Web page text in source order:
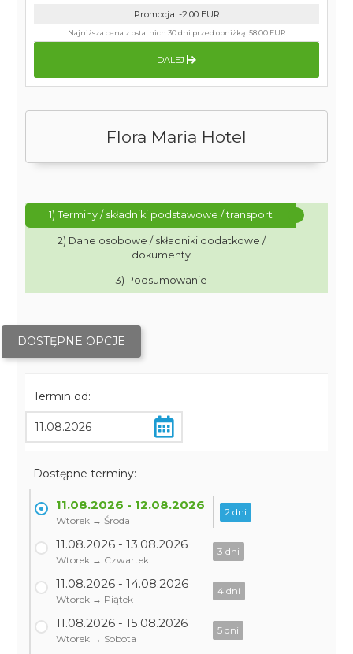
Flora Maria Hotel
1) Terminy / składniki podstawowe / transport
2) Dane osobowe / składniki dodatkowe /
dokumenty
3) Podsumowanie
DOSTĘPNE OPCJE
Termin od:
Dostępne terminy:
11.08.2026 - 12.08.2026
Wtorek → Środa
2 dni
11.08.2026 - 13.08.2026
Wtorek → Czwartek
3 dni
11.08.2026 - 14.08.2026
Wtorek → Piątek
4 dni
11.08.2026 - 15.08.2026
Wtorek → Sobota
5 dni
Promocja: -2.00 EUR
Najniższa cena z ostatnich 30 dni przed obniżką:58.00 EUR
DALEJ